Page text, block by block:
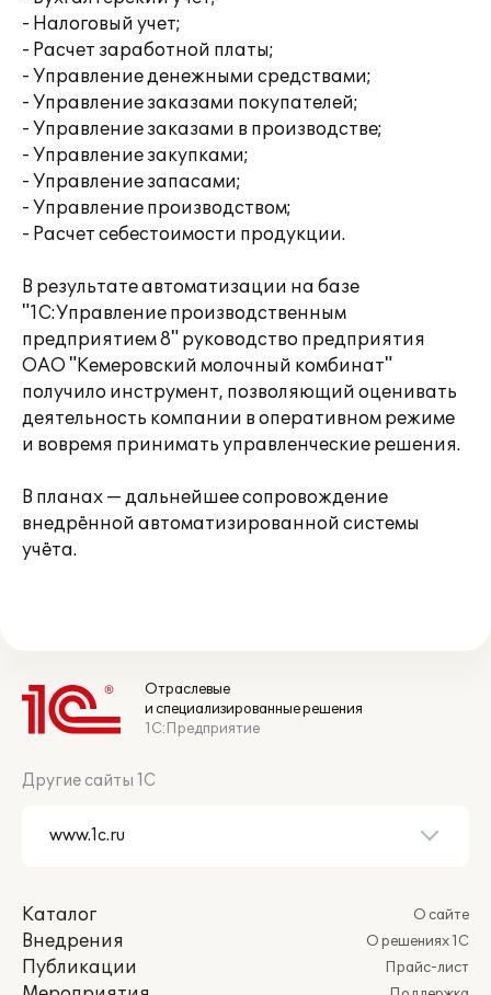
- Налоговый учет;
- Расчет заработной платы;
- Управление денежными средствами;
- Управление заказами покупателей;
- Управление заказами в производстве;
- Управление закупками;
- Управление запасами;
- Управление производством;
- Расчет себестоимости продукции.
В результате автоматизации на базе
"1С:Управление производственным
предприятием 8" руководство предприятия
ОАО "Кемеровский молочный комбинат"
получило инструмент, позволяющий оценивать
деятельность компании в оперативном режиме
и вовремя принимать управленческие решения.
В планах — дальнейшее сопровождение
внедрённой автоматизированной системы
учёта.
Отраслевые
и специализированные решения
1С:Предприятие
Другие сайты 1С
Каталог
Внедрения
Публикации
О сайте
О решениях 1С
Прайс-лист